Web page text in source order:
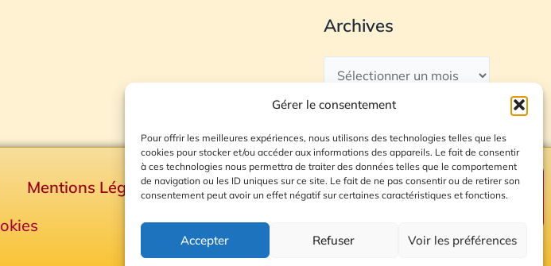
Gérer le consentement
Pour offrir les meilleures expériences, nous utilisons des technologies telles que les
cookies pour stocker et/ou accéder aux informations des appareils. Le fait de consentir
à ces technologies nous permettra de traiter des données telles que le comportement
de navigation ou les ID uniques sur ce site. Le fait de ne pas consentir ou de retirer son
consentement peut avoir un effet négatif sur certaines caractéristiques et fonctions.
Accepter Refuser Voir les préférences
Archives
Mentions Légales
Plan du site